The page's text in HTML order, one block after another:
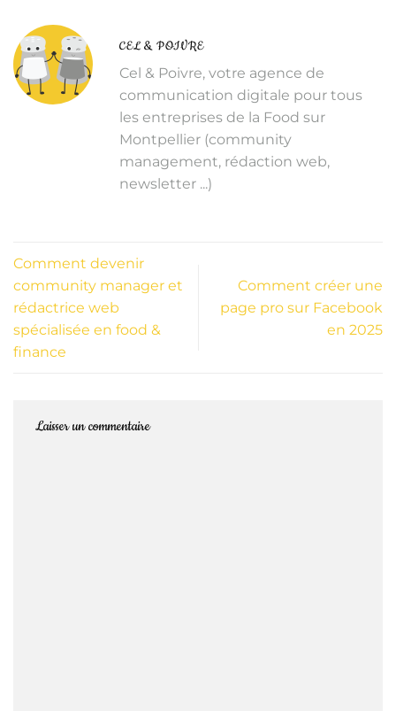
CEL & POIVRE
Cel & Poivre, votre agence de
communication digitale pour tous
les entreprises de la Food sur
Montpellier (community
management, rédaction web,
newsletter ...)
Comment devenir
community manager et
rédactrice web
spécialisée en food &
finance
Comment créer une
page pro sur Facebook
en 2025
Laisser un commentaire